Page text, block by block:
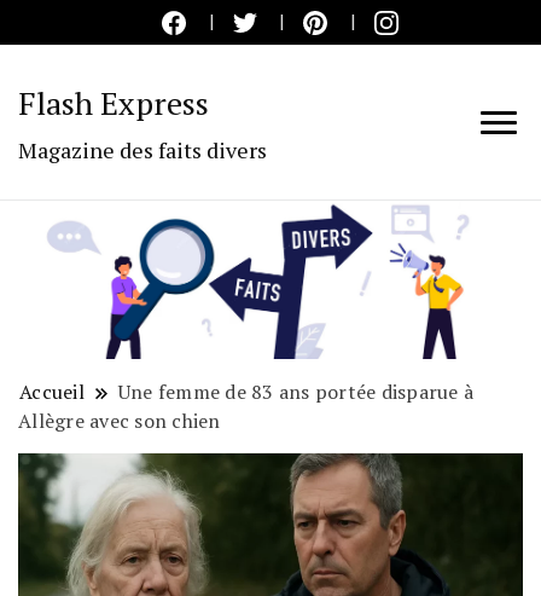
Flash Express
Magazine des faits divers
Accueil
Une femme de 83 ans portée disparue à
Allègre avec son chien